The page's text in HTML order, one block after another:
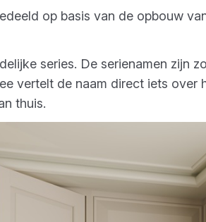
op basis van de opbouw
series. De serienamen zijn
vertelt de naam direct iets over
thuis.